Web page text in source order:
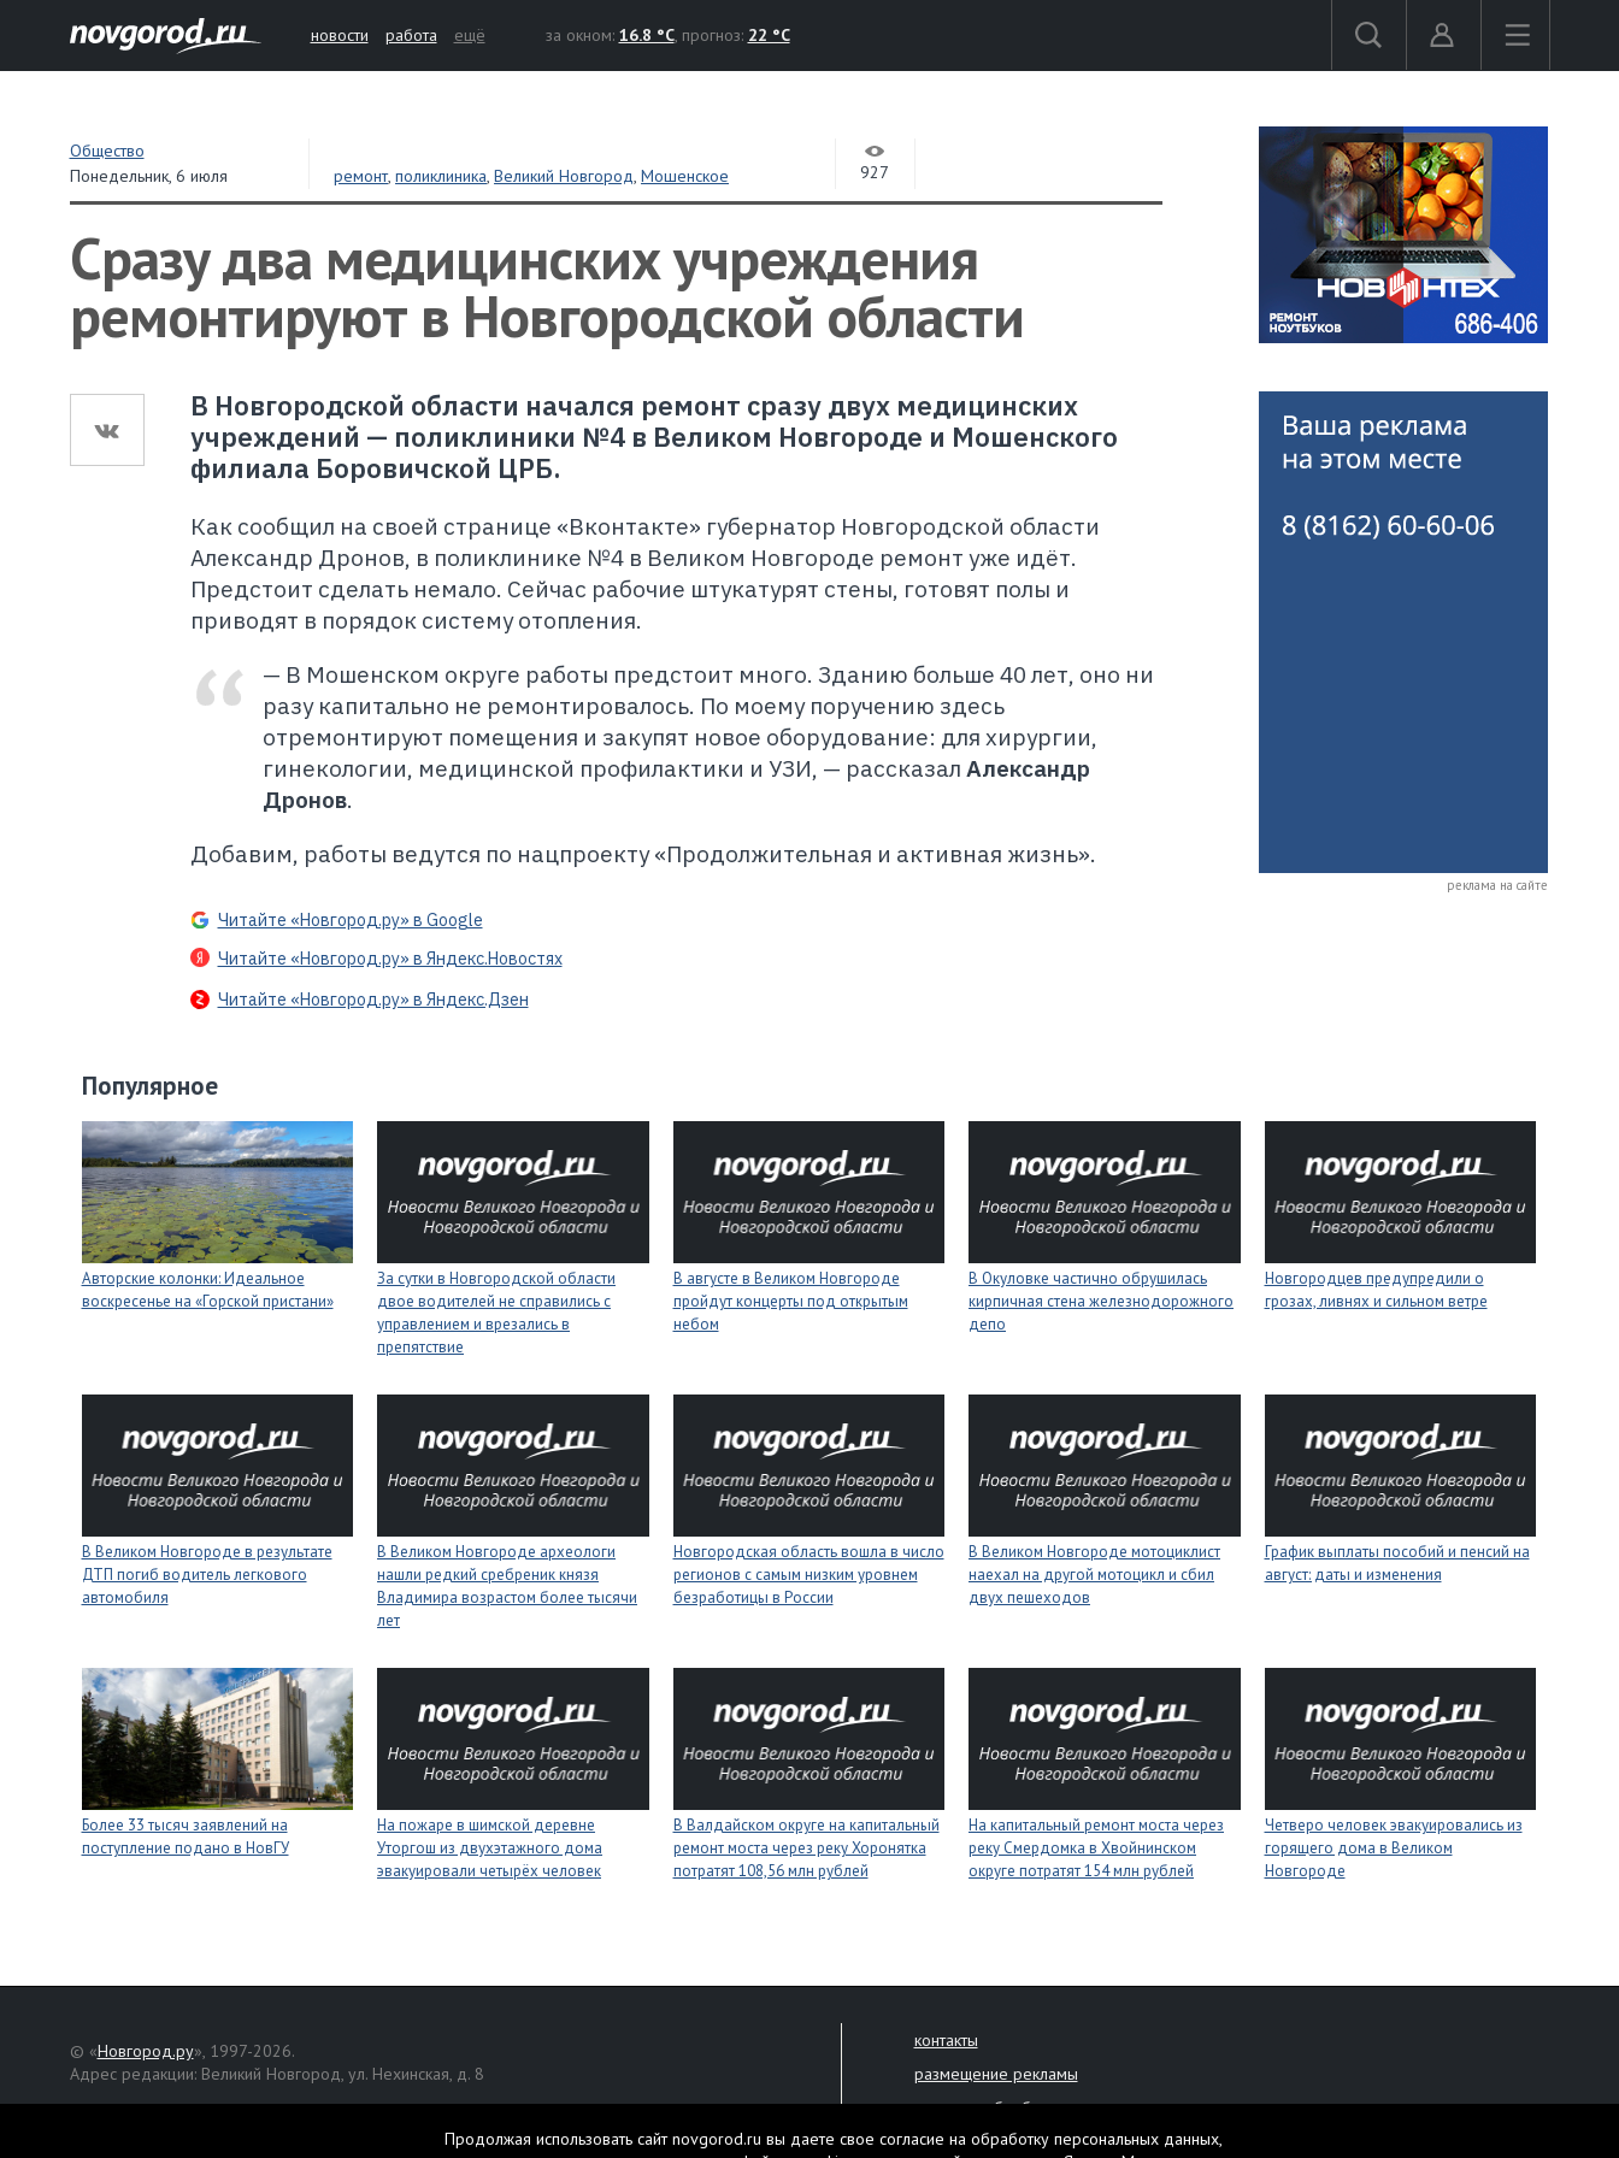
новости работа ещё за окном: 16.8 °C, прогноз: 22 °C
Общество
Понедельник, 6 июля ремонт,поликлиника,Великий Новгород,Мошенское 927
Сразу два медицинских учреждения
ремонтируют в Новгородской области
В Новгородской области начался ремонт сразу двух медицинских
учреждений — поликлиники №4 в Великом Новгороде и Мошенского
филиала Боровичской ЦРБ.
Как сообщил на своей странице «Вконтакте» губернатор Новгородской области
Александр Дронов, в поликлинике №4 в Великом Новгороде ремонт уже идёт.
Предстоит сделать немало. Сейчас рабочие штукатурят стены, готовят полы и
приводят в порядок систему отопления.
— В Мошенском округе работы предстоит много. Зданию больше 40 лет, оно ни
разу капитально не ремонтировалось. По моему поручению здесь
отремонтируют помещения и закупят новое оборудование: для хирургии,
гинекологии, медицинской профилактики и УЗИ, — рассказал Александр
Дронов.
Добавим, работы ведутся по нацпроекту «Продолжительная и активная жизнь».
Читайте «Новгород.ру» в Google
Читайте «Новгород.ру» в Яндекс.Новостях
Читайте «Новгород.ру» в Яндекс.Дзен
реклама на сайте
Популярное
Авторские колонки: Идеальное
воскресенье на «Горской пристани»
За сутки в Новгородской области
двое водителей не справились с
управлением и врезались в
препятствие
В августе в Великом Новгороде
пройдут концерты под открытым
небом
В Окуловке частично обрушилась
кирпичная стена железнодорожного
депо
Новгородцев предупредили о
грозах, ливнях и сильном ветре
В Великом Новгороде в результате
ДТП погиб водитель легкового
автомобиля
В Великом Новгороде археологи
нашли редкий сребреник князя
Владимира возрастом более тысячи
лет
Новгородская область вошла в число
регионов с самым низким уровнем
безработицы в России
В Великом Новгороде мотоциклист
наехал на другой мотоцикл и сбил
двух пешеходов
График выплаты пособий и пенсий на
август: даты и изменения
Более 33 тысяч заявлений на
поступление подано в НовГУ
На пожаре в шимской деревне
Уторгош из двухэтажного дома
эвакуировали четырёх человек
В Валдайском округе на капитальный
ремонт моста через реку Хоронятка
потратят 108,56 млн рублей
На капитальный ремонт моста через
реку Смердомка в Хвойнинском
округе потратят 154 млн рублей
Четверо человек эвакуировались из
горящего дома в Великом
Новгороде
© «Новгород.ру», 1997-2026.
Адрес редакции: Великий Новгород, ул. Нехинская, д. 8
контакты
размещение рекламы
политика обработки персональных данных
Настоящий ресурс может содержать материалы 16+.
Продолжая использовать сайт novgorod.ru вы даете свое согласие на обработку персональных данных,